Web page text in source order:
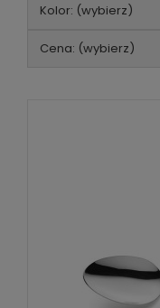
Kolor: (wybierz)
Cena: (wybierz)